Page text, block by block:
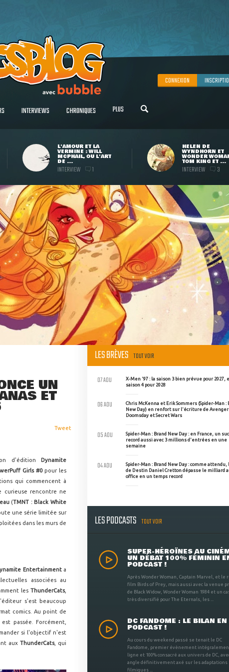
CONNEXION
INTERVIEWS CHRONIQUES PLUS
L'AMOUR ET LA
VERMINE : WILL
MCPHAIL, OU L'ART
DE ...
INTERVIEW 1
HELEN DE
WYNDHORN ET
WONDER
TOM KING ET ...
INTERVIEW 3
UN
ET
Tweet
d'édition Dynamite
Girls #0pour les
qui commencent à
curieuse rencontre ne
(TMNT : Black White
une série limitée sur
dans les murs de
Entertainmenta
associées au
lesThunderCats,
s'est beaucoup
comics. Au point de
passée. Forcément,
si l'objectif n'est
auxThunderCats, qui
LES BRÈVES TOUT VOIR
X-Men '97 : la saison 3 bien prévue pour 2027,
saison 4 pour 2028
07 AOU
Chris McKenna et Erik Sommers (Spider-Man :
New Day) en renfort sur l'écriture de
Doomsday et Secret Wars
06 AOU
Spider-Man : Brand New Day : en France, un
record aussi avec 3 millions d'entrées en une
semaine
05 AOU
Spider-Man : Brand New Day : comme
de Destin Daniel Cretton dépasse le milliard
office en un temps record
04 AOU
LES PODCASTS TOUT VOIR
SUPER-HÉROÏNES AU
UN DÉBAT 100% FÉMININ
PODCAST !
Après Wonder Woman, Captain Marvel, et le
film Birds of Prey, mais aussi avec la venue
de Black Widow, Wonder Woman 1984 et un
très diversifié pour The Eternals, les ...
DC FANDOME : LE BILAN EN
PODCAST !
Au cours du weekend passé se tenait le DC
Fandome, premier évènement
ligne et 100% consacré aux univers de DC,
angle définitivement axé sur les adaptations
filmiques ...